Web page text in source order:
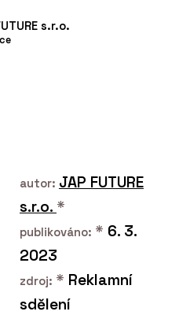
s.r.o.
autor: JAP FUTURE
s.r.o. *
publikováno: * 6. 3.
2023
zdroj: * Reklamní
sdělení